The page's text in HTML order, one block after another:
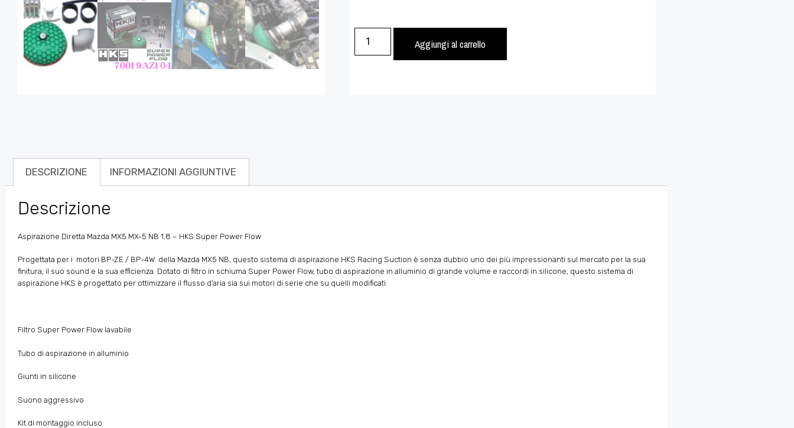
Aggiungi al carrello
DESCRIZIONE INFORMAZIONI AGGIUNTIVE
Descrizione
Aspirazione Diretta Mazda MX5 MX-5 NB 1.8 – HKS Super Power Flow
Progettata per i motori BP-ZE / BP-4W della Mazda MX5 NB, questo sistema di aspirazione HKS Racing Suction è senza dubbio uno dei più impressionanti sul mercato per la sua
finitura, il suo sound e la sua efficienza. Dotato di filtro in schiuma Super Power Flow, tubo di aspirazione in alluminio di grande volume e raccordi in silicone, questo sistema di
aspirazione HKS è progettato per ottimizzare il flusso d’aria sia sui motori di serie che su quelli modificati.
Filtro Super Power Flow lavabile
Tubo di aspirazione in alluminio
Giunti in silicone
Suono aggressivo
Kit di montaggio incluso